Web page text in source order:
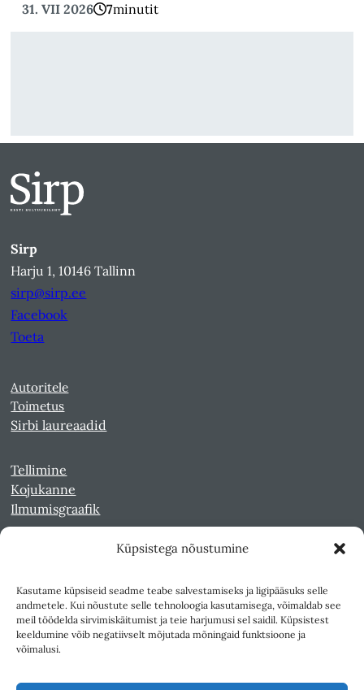
Küpsistega nõustumine
Kasutame küpsiseid seadme teabe salvestamiseks ja ligipääsuks selle
andmetele. Kui nõustute selle tehnoloogia kasutamisega, võimaldab see
meil töödelda sirvimiskäitumist ja teie harjumusi sel saidil. Küpsistest
keeldumine võib negatiivselt mõjutada mõningaid funktsioone ja
võimalusi.
31. VII 2026 7minutit
Sirp
Harju 1, 10146 Tallinn
sirp@sirp.ee
Facebook
Toeta
Autoritele
Toimetus
Sirbi laureaadid
Tellimine
Kojukanne
Ilmumisgraafik
Kultuurileht 1994-1997
Reede 1989-1990
Sirp ja Vasar 1940-1989